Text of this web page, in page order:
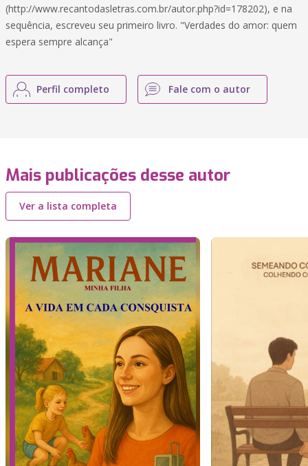
(http://www.recantodasletras.com.br/autor.php?id=178202), e na
sequência, escreveu seu primeiro livro. "Verdades do amor: quem
espera sempre alcança"
Perfil completo Fale com o autor
Mais publicações desse autor
Ver a lista completa